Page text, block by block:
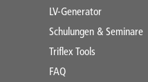
LV-Generator
Schulungen & Seminare
Triflex Tools
FAQ